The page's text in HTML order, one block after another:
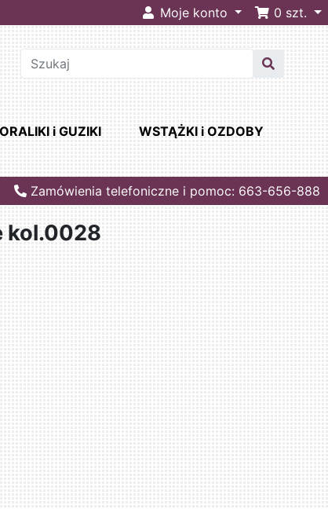
Moje konto 0 szt.
i GUZIKI WSTĄŻKI i OZDOBY
Zamówienia telefoniczne i pomoc: 663-656-888
kol.0028